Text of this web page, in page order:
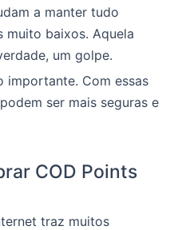
a manter tudo
muito baixos. Aquela
um golpe.
importante. Com essas
podem ser mais seguras e
COD Points
traz muitos